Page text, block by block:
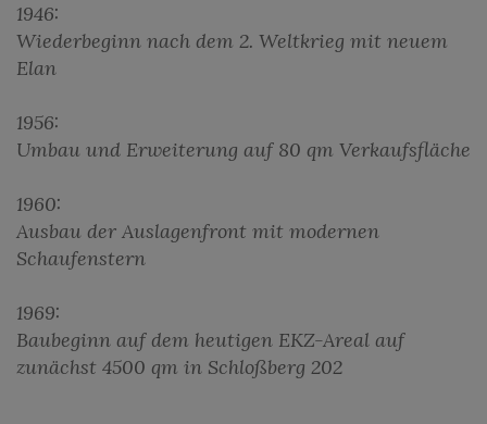
1946:
Wiederbeginn nach dem 2. Weltkrieg mit neuem
Elan
1956:
Umbau und Erweiterung auf 80 qm Verkaufsfläche
1960:
Ausbau der Auslagenfront mit modernen
Schaufenstern
1969:
Baubeginn auf dem heutigen EKZ-Areal auf
zunächst 4500 qm in Schloßberg 202